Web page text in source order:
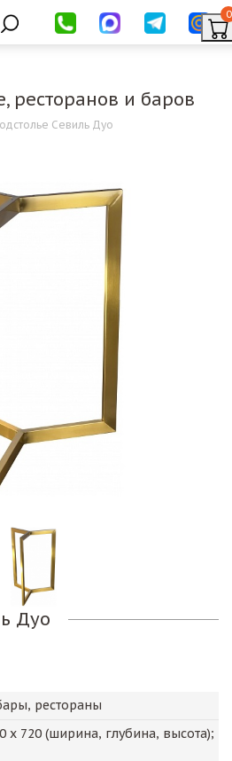
0
ресторанов и баров
Севиль Дуо
Дуо
рестораны
х 720 (ширина, глубина, высота);